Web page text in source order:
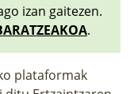
izan gaitezen.
.
plataformak